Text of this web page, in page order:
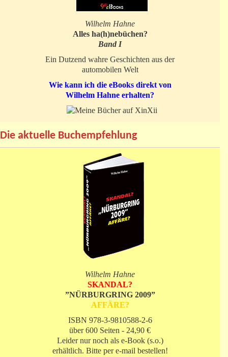
Wilhelm Hahne
Alles ha(h)nebüchen?
Band I
Ein Dutzend wahre Geschichten aus der
automobilen Welt
Wie kann ich die eBooks direkt von
Wilhelm Hahne erhalten?
Die aktuelle Buchempfehlung
Wilhelm Hahne
SKANDAL?
”NÜRBURGRING 2009”
AFFÄRE?
ISBN 978-3-9810588-2-6
über 600 Seiten - 24,90 €
Leider nur noch als e-Book (s.o.)
erhältlich. Bitte per e-mail bestellen!